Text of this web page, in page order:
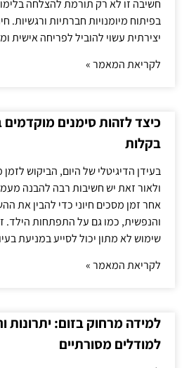
חשיבה זו לא רק תורמת להצלחה
בפיתוח מיומנויות חברתיות ורגשיות.
יצירתית עשוי להוביל לפריחה אישית
לקריאת המאמר »
כיצד לזהות סימנים
בקלות
בעידן הדיגיטלי של היום, הביקוש
ולאור זאת יש חשיבות רבה להבנה
אחר זמן מסכים חיוני כדי להבין את
והנפשית, כמו גם על התפתחות הילד.
שימוש לא מתון יכול לסייע במניעת
לקריאת המאמר »
למידה מרחוק בזום: יתרונות
למודלים מסורתיים